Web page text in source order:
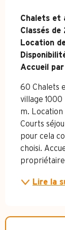
Chalets et
Classés
Location
Accueil
60 Chalets
village 1000
m. Location
Courts
pour cela
choisi.
Lire la